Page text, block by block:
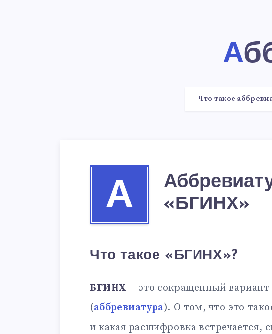
Что такое
А
«БГИНХ»
Что такое «БГИНХ»?
БГИНХ – это сокращенный вариант
(аббревиатура). О том, что это
и какая расшифровка встречается,